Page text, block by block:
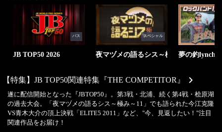
バス
JB TOP50 2026
スペシャル
夜マヅメの語るシス～極み～夢の釣lynch.
【特集】 JB TOP50関連特集『THE COMPETITOR』
遂に配信開始となった『JBTOP50』。第3戦・北浦、続く第4戦・桧原湖
の過去大会。「夜マヅメの語るシス～極み～11」でも語られた今江克隆
VS青木大介の頂上決戦「ELITE5 2011」など、"今、見返したい！"注目
関連作品をお届け！